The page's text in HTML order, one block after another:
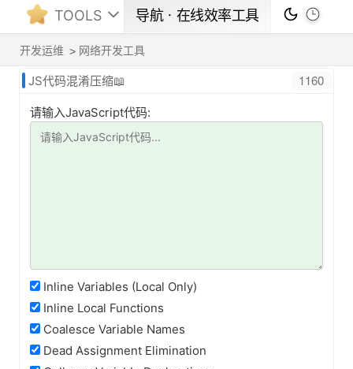
TOOLS 导航ㆍ在线效率工具
开发运维 网络开发工具
JS代码混淆压缩📖 1160
请输入JavaScript代码:
Inline Variables (Local Only)
Inline Local Functions
Coalesce Variable Names
Dead Assignment Elimination